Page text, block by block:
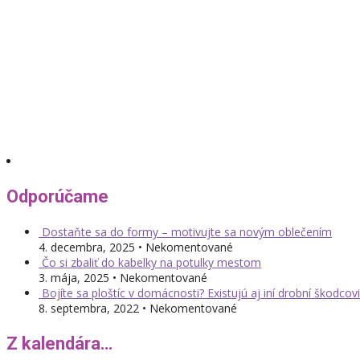
Odporúčame
Dostaňte sa do formy – motivujte sa novým oblečením
4. decembra, 2025 • Nekomentované
Čo si zbaliť do kabelky na potulky mestom
3. mája, 2025 • Nekomentované
Bojíte sa ploštíc v domácnosti? Existujú aj iní drobní
8. septembra, 2022 • Nekomentované
Z kalendára…